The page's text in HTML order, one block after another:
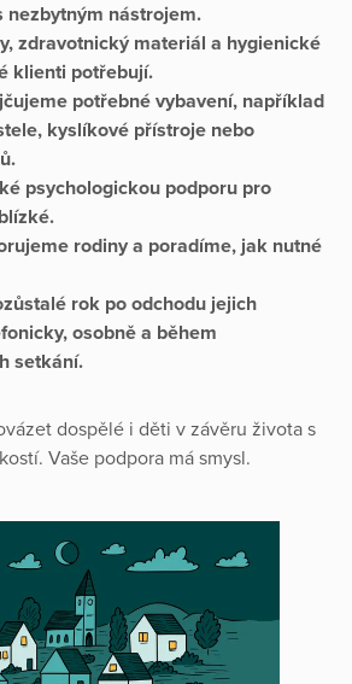
nezbytným nástrojem.
zdravotnický materiál a hygienické
klienti potřebují.
potřebné vybavení, například
kyslíkové přístroje nebo
psychologickou podporu pro
rodiny a poradíme, jak nutné
rok po odchodu jejich
osobně a během
setkání.
dospělé i děti v závěru života s
Vaše podpora má smysl.